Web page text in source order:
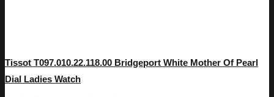
Tissot T097.010.22.118.00 Bridgeport White Mother Of Pearl
Dial Ladies Watch